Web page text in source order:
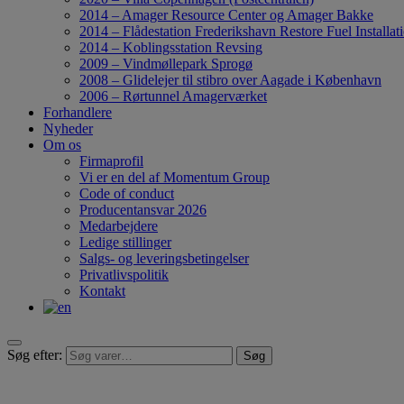
2014 – Amager Resource Center og Amager Bakke
2014 – Flådestation Frederikshavn Restore Fuel
2014 – Koblingsstation Revsing
2009 – Vindmøllepark Sprogø
2008 – Glidelejer til stibro over Aagade i København
2006 – Rørtunnel Amagerværket
Forhandlere
Nyheder
Om os
Firmaprofil
Vi er en del af Momentum Group
Code of conduct
Producentansvar 2026
Medarbejdere
Ledige stillinger
Salgs- og leveringsbetingelser
Privatlivspolitik
Kontakt
Søg efter: Søg